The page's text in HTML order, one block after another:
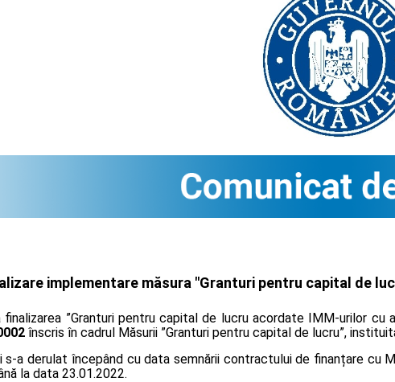
implementare măsura "Granturi pentru capital de
”Granturi pentru capital de lucru acordate IMM-urilor
înscris în cadrul Măsurii ”Granturi pentru capital de lucru”,
a derulat începând cu data semnării contractului de finanțare cu
la data 23.01.2022.